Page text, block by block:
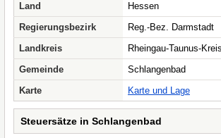
Land
Hessen
Regierungsbezirk
Reg.-Bez. Darmstadt
Landkreis
Rheingau-Taunus-Kreis
Gemeinde
Schlangenbad
Karte
Karte und Lage
Steuersätze in Schlangenbad